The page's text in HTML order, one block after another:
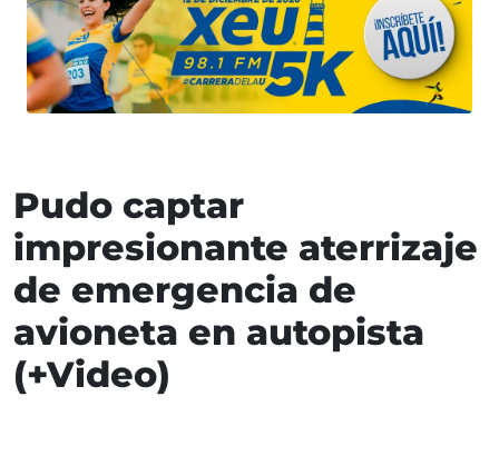
Pudo captar
impresionante aterrizaje
de emergencia de
avioneta en autopista
(+Video)